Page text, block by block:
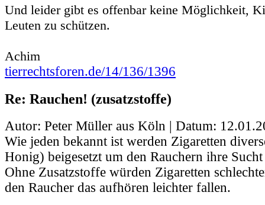
Und leider gibt es offenbar keine Möglichkeit,
Leuten zu schützen.
Achim
tierrechtsforen.de/14/136/1396
Re: Rauchen! (zusatzstoffe)
Autor: Peter Müller aus Köln | Datum:
Wie jeden bekannt ist werden Zigaretten
Honig) beigesetzt um den Rauchern ihre
Ohne Zusatzstoffe würden Zigaretten
den Raucher das aufhören leichter fallen.